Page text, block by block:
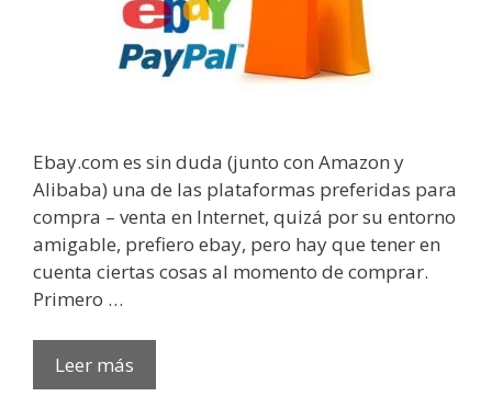
Ebay.com es sin duda (junto con Amazon y
Alibaba) una de las plataformas preferidas para
compra – venta en Internet, quizá por su entorno
amigable, prefiero ebay, pero hay que tener en
cuenta ciertas cosas al momento de comprar.
Primero …
Leer más